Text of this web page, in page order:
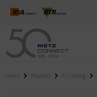
Home Produits P|Cabling